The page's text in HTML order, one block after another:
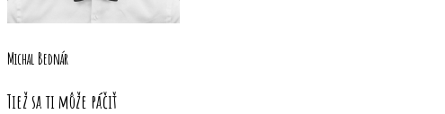
Michal Bednár
Tiež sa ti môže páčiť